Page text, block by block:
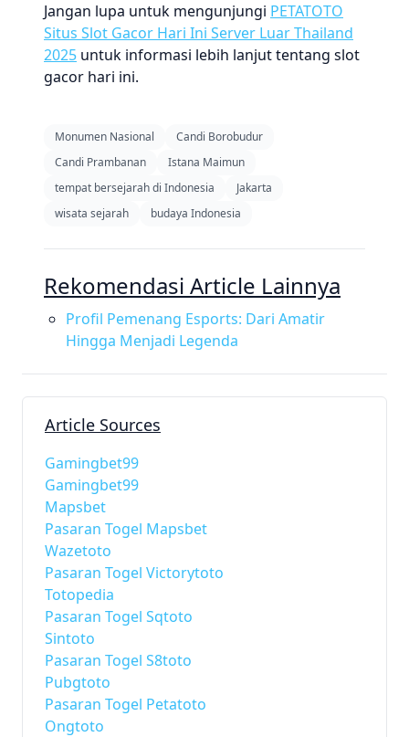
Jangan lupa untuk mengunjungi PETATOTO
Situs Slot Gacor Hari Ini Server Luar Thailand
2025 untuk informasi lebih lanjut tentang slot
gacor hari ini.
Monumen Nasional
Candi Borobudur
Candi Prambanan
Istana Maimun
tempat bersejarah di Indonesia
Jakarta
wisata sejarah
budaya Indonesia
Rekomendasi Article Lainnya
Profil Pemenang Esports: Dari Amatir
Hingga Menjadi Legenda
Article Sources
Gamingbet99
Gamingbet99
Mapsbet
Pasaran Togel Mapsbet
Wazetoto
Pasaran Togel Victorytoto
Totopedia
Pasaran Togel Sqtoto
Sintoto
Pasaran Togel S8toto
Pubgtoto
Pasaran Togel Petatoto
Ongtoto